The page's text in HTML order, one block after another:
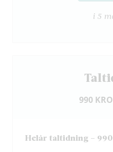
i 5
990
Helår taltidning –